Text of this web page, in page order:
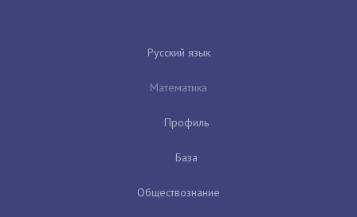
Русский язык
Математика
Профиль
База
Обществознание